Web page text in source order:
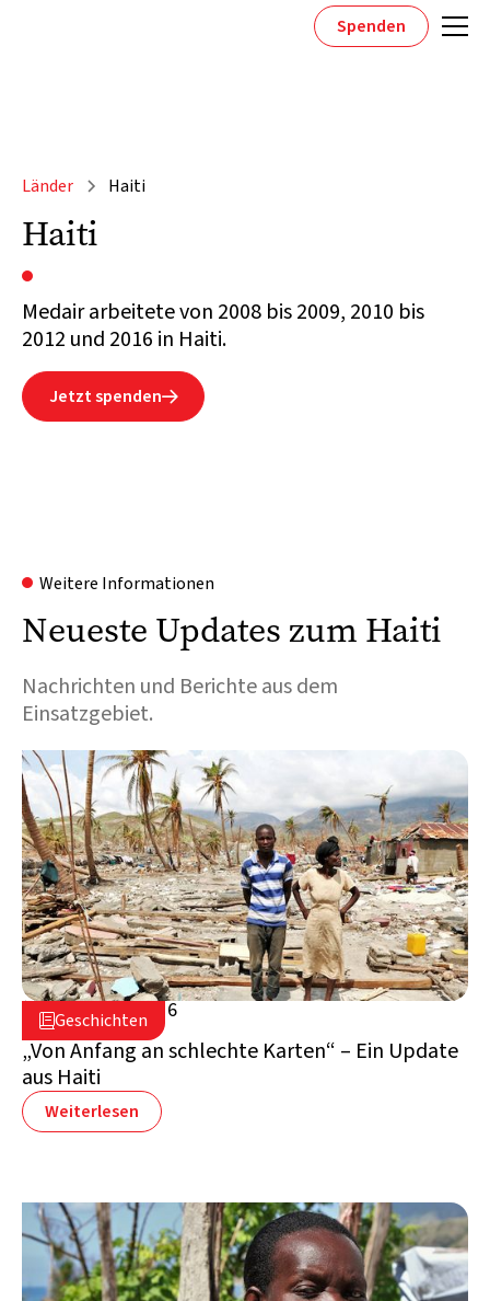
Spenden
Länder Haiti
Haiti
Medair arbeitete von 2008 bis 2009, 2010 bis
2012 und 2016 in Haiti.
Jetzt spenden
Weitere Informationen
Neueste Updates zum Haiti
Nachrichten und Berichte aus dem
Einsatzgebiet.
Geschichten
27. Oktober 2016
Haiti
„Von Anfang an schlechte Karten“ – Ein Update
aus Haiti
Weiterlesen